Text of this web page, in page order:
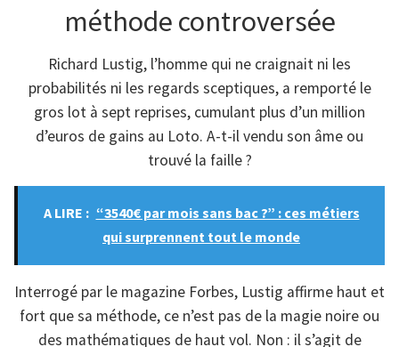
méthode controversée
Richard Lustig, l’homme qui ne craignait ni les
probabilités ni les regards sceptiques, a remporté le
gros lot à sept reprises, cumulant plus d’un million
d’euros de gains au Loto. A-t-il vendu son âme ou
trouvé la faille ?
A LIRE : “3540€ par mois sans bac ?” : ces métiers
qui surprennent tout le monde
Interrogé par le magazine Forbes, Lustig affirme haut et
fort que sa méthode, ce n’est pas de la magie noire ou
des mathématiques de haut vol. Non : il s’agit de